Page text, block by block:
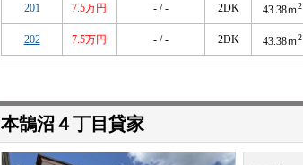
201 7.5万円 - / - 2DK 43.38ｍ2
202 7.5万円 - / - 2DK 43.38ｍ2
本鵠沼４丁目貸家